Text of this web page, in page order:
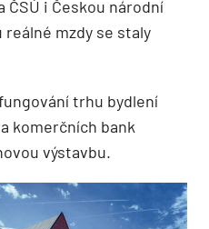
i Českou národní
mzdy se staly
trhu bydlení
komerčních bank
výstavbu.